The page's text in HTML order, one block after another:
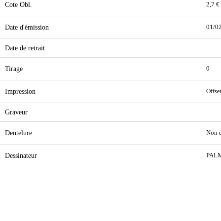
Cote Obl. 2,7 €
Date d'émission 01/
Date de retrait
Tirage 0
Impression
Graveur
Dentelure Non
Dessinateur